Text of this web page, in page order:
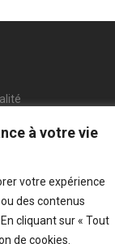
à votre vie
votre expérience
des contenus
cliquant sur « Tout
de cookies.